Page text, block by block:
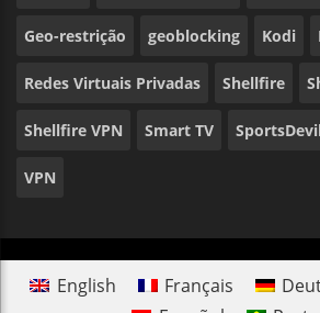
Geo-restrição geoblocking Kodi
Redes Virtuais Privadas Shellfire
Shellfire VPN Smart TV
VPN
English Français